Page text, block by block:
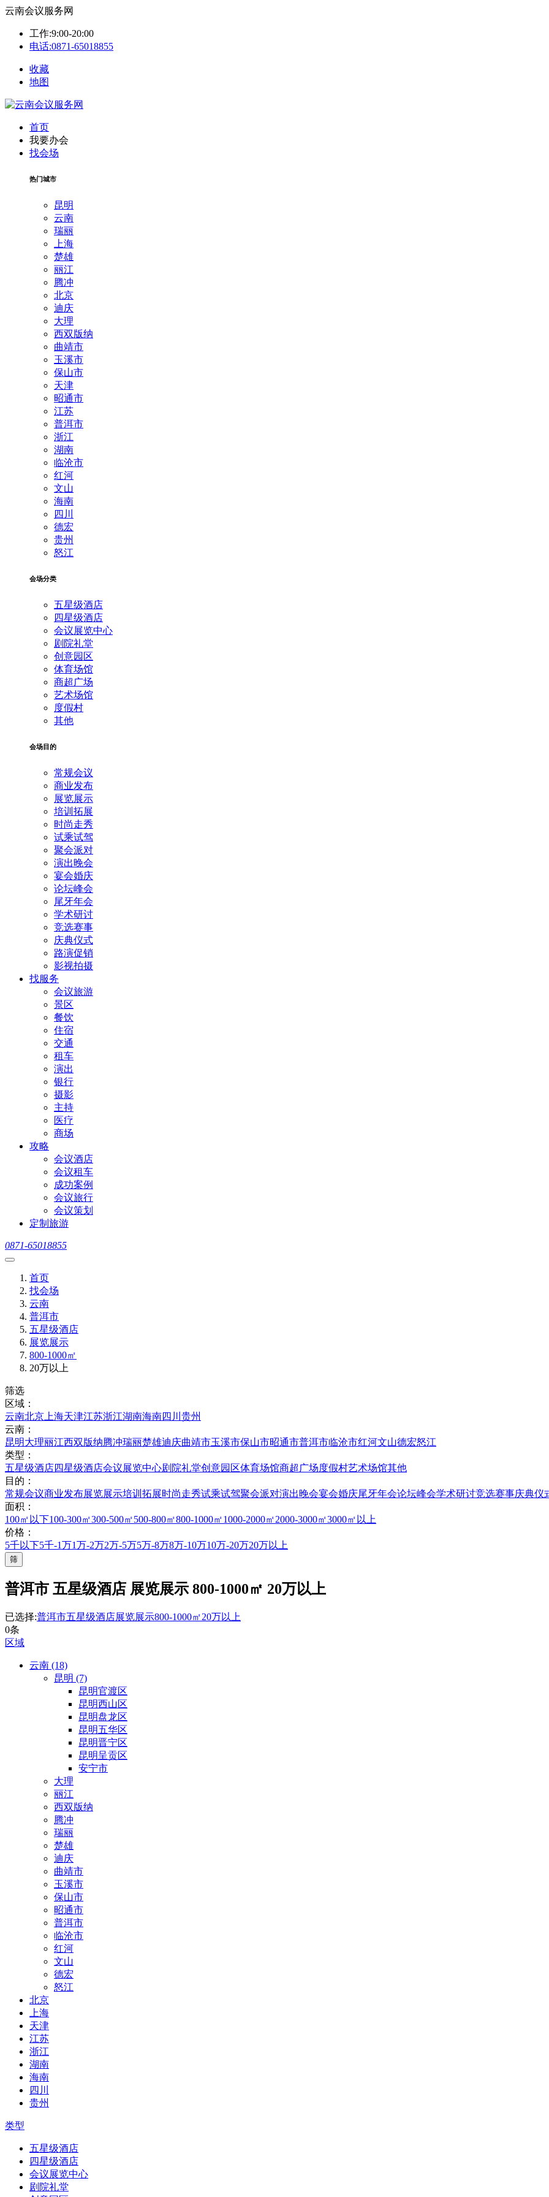
云南会议服务网
工作:9:00-20:00
电话:0871-65018855
收藏
地图
首页
我要办会
找会场
热门城市
昆明
云南
瑞丽
上海
楚雄
丽江
腾冲
北京
迪庆
大理
西双版纳
曲靖市
玉溪市
保山市
天津
昭通市
江苏
普洱市
浙江
湖南
临沧市
红河
文山
海南
四川
德宏
贵州
怒江
会场分类
五星级酒店
四星级酒店
会议展览中心
剧院礼堂
创意园区
体育场馆
商超广场
艺术场馆
度假村
其他
会场目的
常规会议
商业发布
展览展示
培训拓展
时尚走秀
试乘试驾
聚会派对
演出晚会
宴会婚庆
论坛峰会
尾牙年会
学术研讨
竞选赛事
庆典仪式
路演促销
影视拍摄
找服务
会议旅游
景区
餐饮
住宿
交通
租车
演出
银行
摄影
主持
医疗
商场
攻略
会议酒店
会议租车
成功案例
会议旅行
会议策划
定制旅游
0871-65018855
首页
找会场
云南
普洱市
五星级酒店
展览展示
800-1000㎡
20万以上
筛选
区域：
云南北京 上海天津江苏浙江湖南海南四川 贵州
云南：
昆明大理丽江西双版纳腾冲瑞丽楚雄迪庆曲靖市玉溪市保山市昭通市普洱市临沧市红河文山德宏怒江
类型：
五星级酒店四星级酒店会议展览中心剧院礼堂创意园区体育场馆商超广场度假村艺术场馆其他
目的：
常规会议商业发布展览展示培训拓展时尚走秀试乘试驾聚会派对演出晚会宴会婚庆尾牙年会论坛峰会学术研讨竞选赛事庆典仪
面积：
100㎡以下100-300㎡300-500㎡500-800㎡800-1000㎡1000-2000㎡2000-3000㎡3000㎡以上
价格：
5千以下5千-1万1万-2万2万-5万5万-8万8万-10万10万-20万20万以上
筛
普洱市 五星级酒店 展览展示 800-1000㎡ 20万以上
已选择:普洱市五星级酒店展览展示800-1000㎡20万以上
0条
区域
云南 (18)
昆明 (7)
昆明官渡区
昆明西山区
昆明盘龙区
昆明五华区
昆明晋宁区
昆明呈贡区
安宁市
大理
丽江
西双版纳
腾冲
瑞丽
楚雄
迪庆
曲靖市
玉溪市
保山市
昭通市
普洱市
临沧市
红河
文山
德宏
怒江
北京
上海
天津
江苏
浙江
湖南
海南
四川
贵州
类型
五星级酒店
四星级酒店
会议展览中心
剧院礼堂